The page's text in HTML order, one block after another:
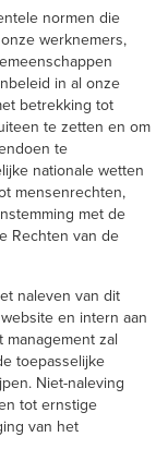
normen die
werknemers,
in al onze
betrekking tot
te zetten en om
te
nationale wetten
mensenrechten,
met de
Rechten van de
naleven van dit
en intern aan
zal
toepasselijke
Niet-naleving
tot ernstige
van het